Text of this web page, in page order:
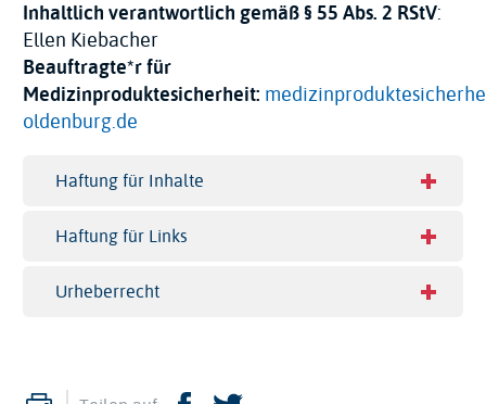
Inhaltlich verantwortlich gemäß § 55 Abs. 2 RStV:
Ellen Kiebacher
Beauftragte*r für
Medizinproduktesicherheit:
oldenburg.de
Haftung für Inhalte
Haftung für Links
Urheberrecht